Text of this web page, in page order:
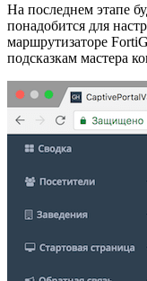
На последнем этапе
понадобится для
маршрутизаторе
подсказкам мастера